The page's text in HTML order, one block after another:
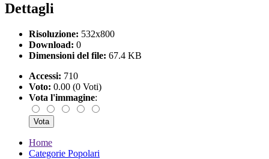
Dettagli
Risoluzione: 532x800
Download: 0
Dimensioni del file: 67.4 KB
Accessi: 710
Voto: 0.00 (0 Voti)
Vota l'immagine:
Home
Categorie Popolari